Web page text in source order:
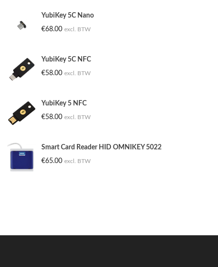
YubiKey 5C Nano
€68.00 excl. BTW
YubiKey 5C NFC
€58.00 excl. BTW
YubiKey 5 NFC
€58.00 excl. BTW
Smart Card Reader HID OMNIKEY 5022
€65.00 excl. BTW
OpenAI en Yubico: De toekomst van veilige AI-
workflows
OpenAI en Yubico zijn een strategisch
niet kloppen)